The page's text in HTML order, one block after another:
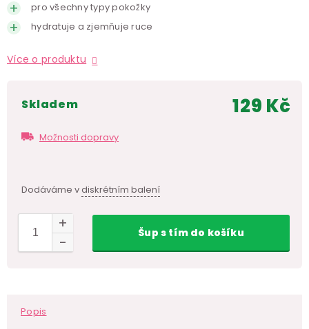
pro všechny typy pokožky
hydratuje a zjemňuje ruce
Více o produktu
skladem
Možnosti dopravy
Dodáváme vdiskrétním balení
129 Kč
Šups tímdo košíku
Popis